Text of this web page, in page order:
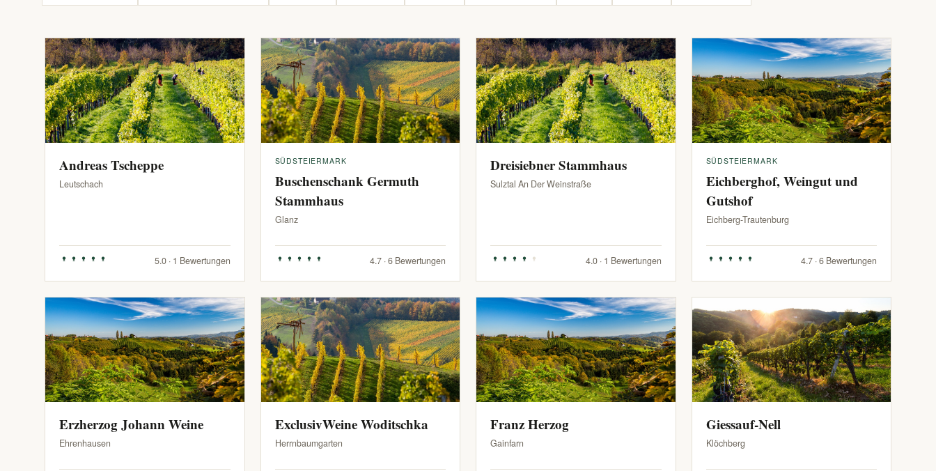
Andreas Tscheppe
Leutschach
5.0 · 1 Bewertungen
SÜDSTEIERMARK
Buschenschank Germuth
Stammhaus
Glanz
4.7 · 6 Bewertungen
Dreisiebner Stammhaus
Sulztal An Der Weinstraße
4.0 · 1 Bewertungen
SÜDSTEIERMARK
Eichberghof, Weingut und
Gutshof
Eichberg-Trautenburg
4.7 · 6 Bewertungen
Erzherzog Johann Weine
Ehrenhausen
ExclusivWeine Woditschka
Herrnbaumgarten
Franz Herzog
Gainfarn
Giessauf-Nell
Klöchberg